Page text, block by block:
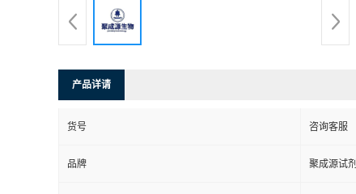
产品详请
货号 咨询客服
品牌 聚成源试剂